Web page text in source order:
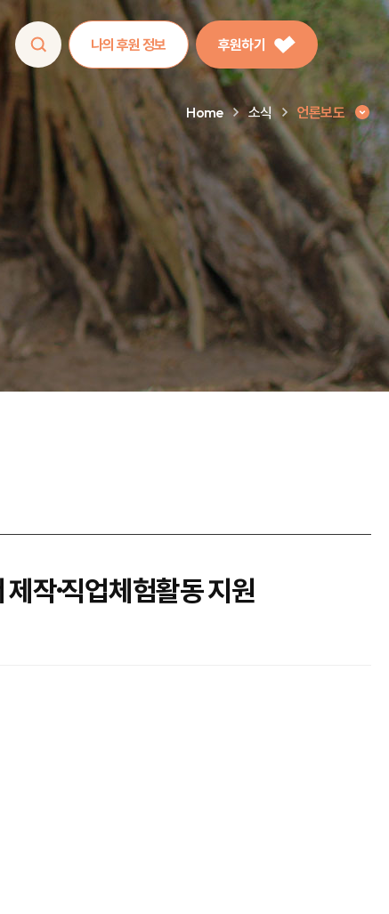
나의 후원 정보 후원하기
Home 소식 언론보도
작·직업체험활동 지원